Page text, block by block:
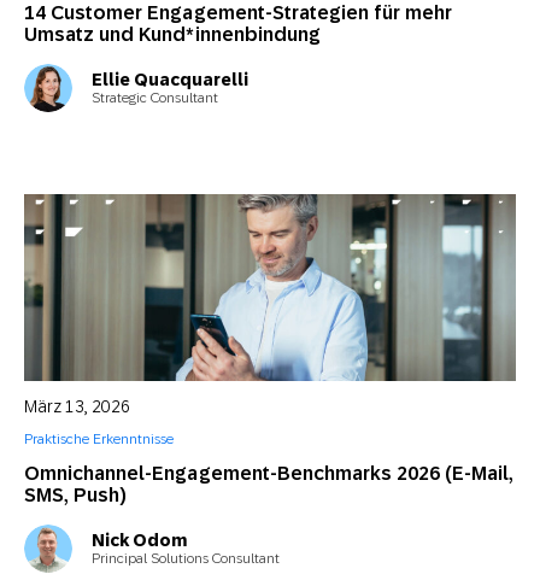
14 Customer Engagement-Strategien für mehr
Umsatz und Kund*innenbindung
Ellie Quacquarelli
Strategic Consultant
Omnichannel-Engagement-Benchmarks 2026 (E-Mail,
SMS, Push)
März 13, 2026
Praktische Erkenntnisse
Nick Odom
Principal Solutions Consultant